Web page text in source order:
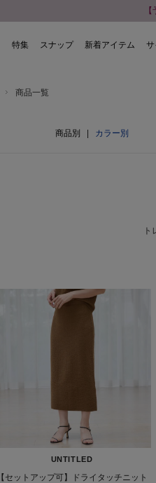
特集 スナップ 新着アイテム
商品一覧
商品別 カラー別
UNTITLED
【セットアップ可】ドライタッチニット